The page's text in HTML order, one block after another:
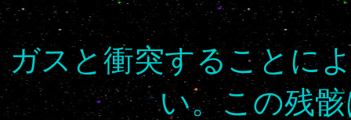
ガスと衝突することに
い。この残